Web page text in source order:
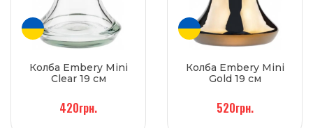
Колба Embery Mini
Clear 19 см
420грн.
Колба Embery Mini
Gold 19 см
520грн.